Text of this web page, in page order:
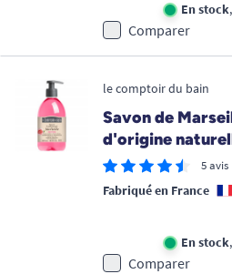
En stock
Comparer
le comptoir du bain
Savon de
d'origine
5 avis
Fabriqué en France
En stock
Comparer